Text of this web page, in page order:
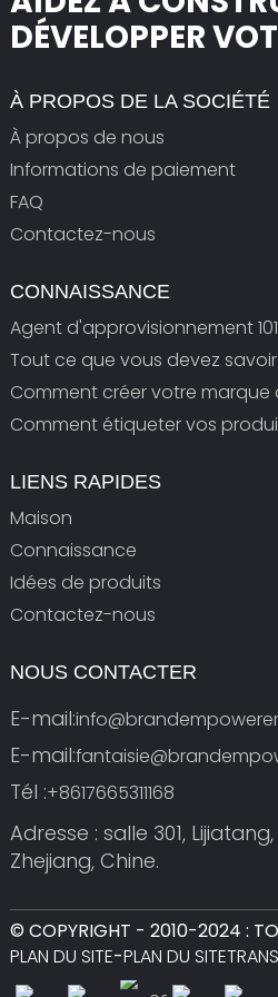
DÉVELOPPER
À PROPOS DE LA SOCIÉTÉ
À propos de nous
Informations de paiement
FAQ
Contactez-nous
CONNAISSANCE
Agent d'approvisionnement 101
Tout ce que vous devez
Comment créer votre marque
Comment étiqueter vos
LIENS RAPIDES
Maison
Connaissance
Idées de produits
Contactez-nous
NOUS CONTACTER
E-mail:
E-mail:
Tél :+8617665311168
Adresse : salle 301,
Zhejiang, Chine.
© COPYRIGHT - 2010-2024 :
PLAN DU SITE-PLAN DU SITETRANS